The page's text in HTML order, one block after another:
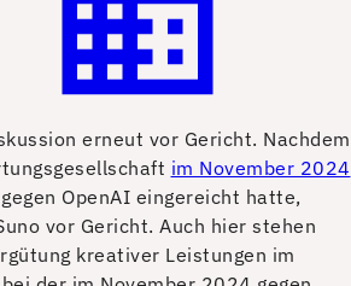
erneut vor Gericht. Nachdem
im November 2024
OpenAI eingereicht hatte,
vor Gericht. Auch hier stehen
kreativer Leistungen im